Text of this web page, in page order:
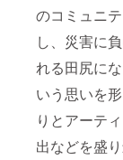
のコミュニ
し、災害に
れる田尻に
いう思いを
りとアーテ
出などを盛